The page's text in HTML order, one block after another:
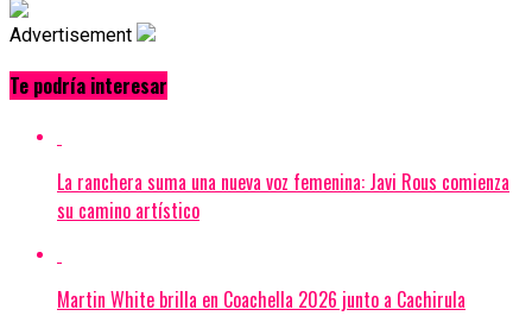
Advertisement
Te podría interesar
La ranchera suma una nueva voz femenina: Javi Rous comienza
su camino artístico
Martin White brilla en Coachella 2026 junto a Cachirula